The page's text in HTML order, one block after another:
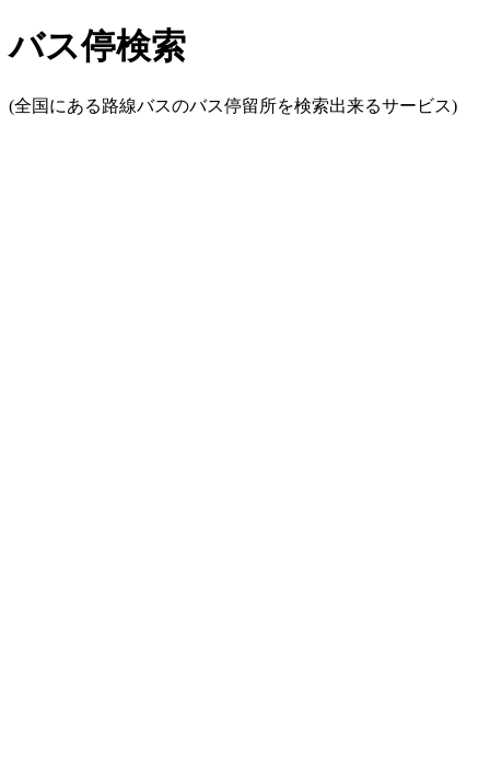
バス停検索
(全国にある路線バスのバス停留所を検索出来るサービス)